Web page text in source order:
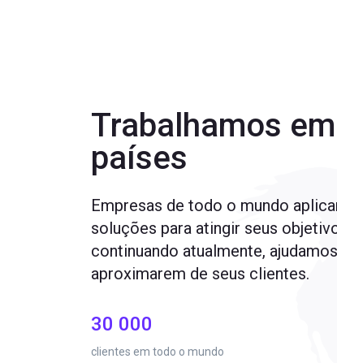
Trabalhamos
países
Empresas de todo o mundo
soluções para atingir seus
continuando atualmente,
aproximarem de seus clientes.
30 000
clientes em todo o mundo